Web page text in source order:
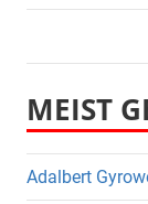
MEIST
Adalbert